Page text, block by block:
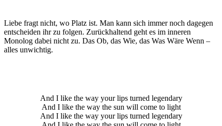
Liebe fragt nicht, wo Platz ist. Man kann sich immer noch dagegen
entscheiden ihr zu folgen. Zurückhaltend geht es im inneren
Monolog dabei nicht zu. Das Ob, das Wie, das Was Wäre Wenn –
alles unwichtig.
And I like the way your lips turned legendary
And I like the way the sun will come to light
And I like the way your lips turned legendary